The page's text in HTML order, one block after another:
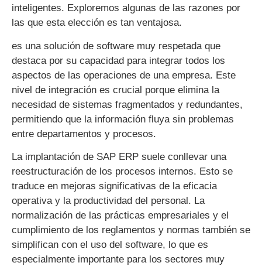
inteligentes. Exploremos algunas de las razones por
las que esta elección es tan ventajosa.
es una solución de software muy respetada que
destaca por su capacidad para integrar todos los
aspectos de las operaciones de una empresa. Este
nivel de integración es crucial porque elimina la
necesidad de sistemas fragmentados y redundantes,
permitiendo que la información fluya sin problemas
entre departamentos y procesos.
La implantación de SAP ERP suele conllevar una
reestructuración de los procesos internos. Esto se
traduce en mejoras significativas de la eficacia
operativa y la productividad del personal. La
normalización de las prácticas empresariales y el
cumplimiento de los reglamentos y normas también se
simplifican con el uso del software, lo que es
especialmente importante para los sectores muy